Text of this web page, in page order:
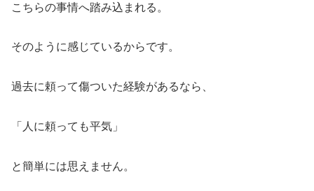
こちらの事情へ踏み込まれる。
そのように感じているからです。
過去に頼って傷ついた経験があるなら、
「人に頼っても平気」
と簡単には思えません。